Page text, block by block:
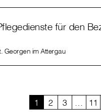
für den
Georgen im Attergau
1 2 3 11